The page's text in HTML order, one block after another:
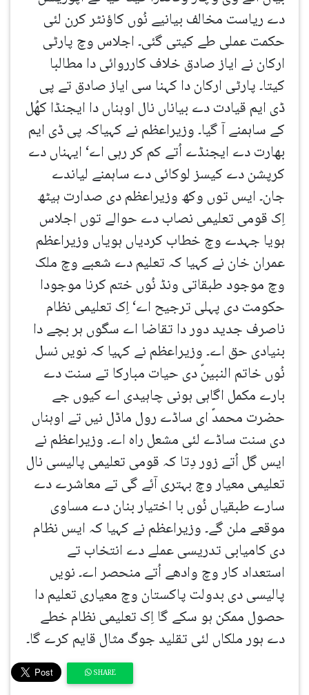
دے ریاست مخالف بیانیے نُوں کاؤنٹر کرن لئی
حکمت عملی طے کیتی گئی۔ اجلاس وچ پارٹی
ارکان نے ایاز صادق خلاف کارروائی دا مطالبا
کیتا۔ پارٹی ارکان دا کہنا سی ایاز صادق تے پی
ڈی ایم قیادت دے بیاناں نال اوہناں دا ایجنڈا کھُل
کے ساہمنے آ گیا۔ وزیراعظم نے کہیاکہ پی ڈی ایم
بھارت دے ایجنڈے اُتے کم کر رہی اے‘ ایہناں دے
کرپشن دے کیسز لوکائی دے ساہمنے لیاندے
جان۔ ایس توں وکھ وزیراعظم دی صدارت ہیٹھ
اِک قومی تعلیمی نصاب دے حوالے توں اجلاس
ہویا جہدے وچ خطاب کردیاں ہویاں وزیراعظم
عمران خان نے کہیا کہ تعلیم دے شعبے وچ ملک
وچ موجود طبقاتی ونڈ نُوں ختم کرنا موجودا
حکومت دی پہلی ترجیح اے‘ اِک تعلیمی نظام
ناصرف جدید دور دا تقاضا اے سگوں ہر بچے دا
بنیادی حق اے۔ وزیراعظم نے کہیا کہ نویں نسل
نُوں خاتم النبینؐ دی حیات مبارکا تے سنت دے
بارے مکمل اگاہی ہونی چاہیدی اے کیوں جے
حضرت محمدؐ ای ساڈے رول ماڈل نیں تے اوہناں
دی سنت ساڈے لئی مشعل راہ اے۔ وزیراعظم نے
ایس گل اُتے زور دِتا کہ قومی تعلیمی پالیسی نال
تعلیمی معیار وچ بہتری آئے گی تے معاشرے دے
سارے طبقیاں نُوں با اختیار بنان دے مساوی
موقعے ملن گے۔ وزیراعظم نے کہیا کہ ایس نظام
دی کامیابی تدریسی عملے دے انتخاب تے
استعداد کار وچ وادھے اُتے منحصر اے۔ نویں
پالیسی دی بدولت پاکستان وچ معیاری تعلیم دا
حصول ممکن ہو سکے گا اِک تعلیمی نظام خطے
دے ہور ملکاں لئی تقلید جوگ مثال قایم کرے گا۔
SHARE